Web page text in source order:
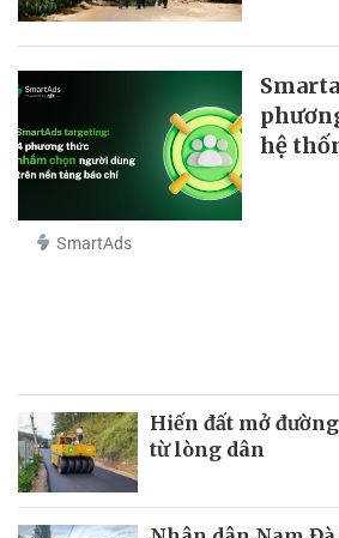
hệ
SmartAds
Hiến đất mở
từ lòng dân